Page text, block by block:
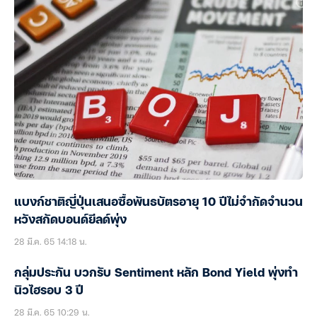
แบงก์ชาติญี่ปุ่นเสนอซื้อพันธบัตรอายุ 10 ปีไม่จำกัดจำนวน
หวังสกัดบอนด์ยีลด์พุ่ง
28 มี.ค. 65 14:18 น.
กลุ่มประกัน บวกรับ Sentiment หลัก Bond Yield พุ่งทำ
นิวไฮรอบ 3 ปี
28 มี.ค. 65 10:29 น.